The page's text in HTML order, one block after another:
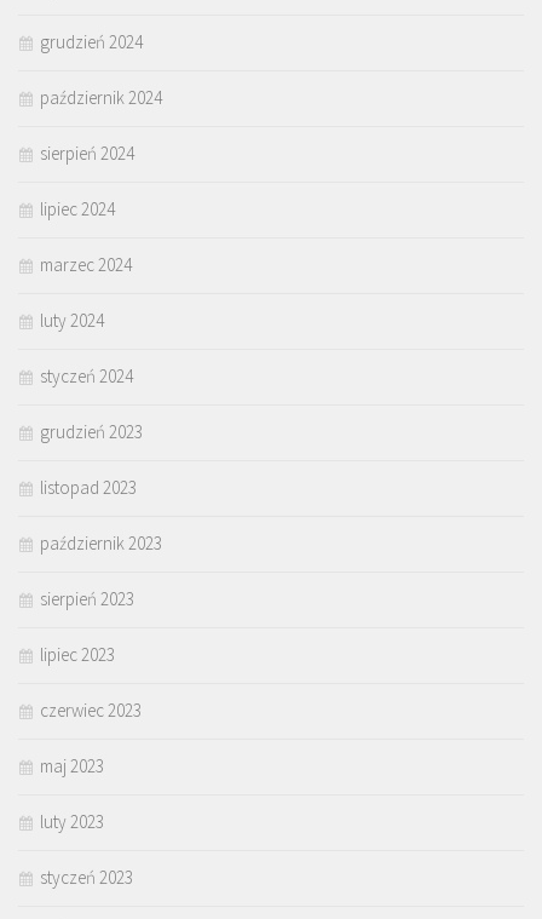
grudzień 2024
październik 2024
sierpień 2024
lipiec 2024
marzec 2024
luty 2024
styczeń 2024
grudzień 2023
listopad 2023
październik 2023
sierpień 2023
lipiec 2023
czerwiec 2023
maj 2023
luty 2023
styczeń 2023